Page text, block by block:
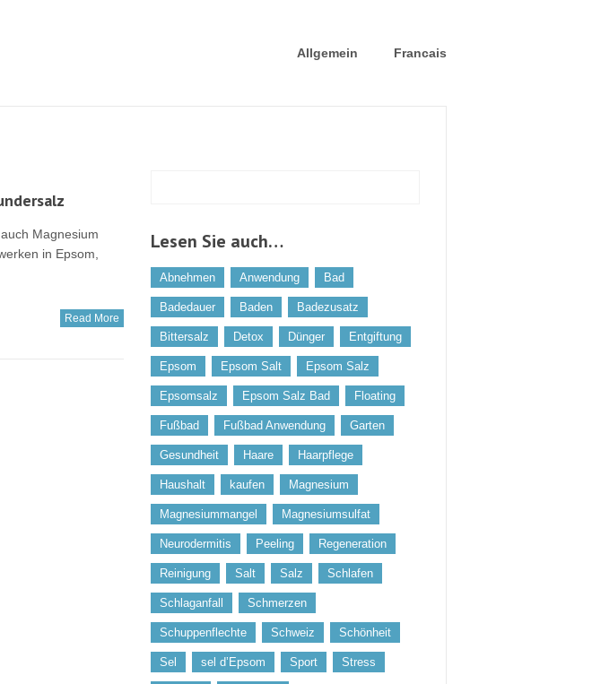
Allgemein Francais
Magnesium
in Epsom,
Read More
Lesen Sie auch…
Abnehmen Anwendung Bad
Badedauer Baden Badezusatz
Bittersalz Detox Dünger Entgiftung
Epsom Epsom Salt Epsom Salz
Epsomsalz Epsom Salz Bad Floating
Fußbad Fußbad Anwendung Garten
Gesundheit Haare Haarpflege
Haushalt kaufen Magnesium
Magnesiummangel Magnesiumsulfat
Neurodermitis Peeling Regeneration
Reinigung Salt Salz Schlafen
Schlaganfall Schmerzen
Schuppenflechte Schweiz Schönheit
Sel sel d’Epsom Sport Stress